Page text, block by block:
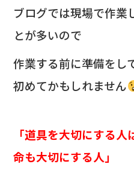
ブログでは現場で作業
とが多いので
作業する前に準備をし
初めてかもしれません
「道具を大切にする
命も大切にする人」